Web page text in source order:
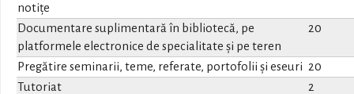
notițe
Documentare suplimentară în bibliotecă, pe
platformele electronice de specialitate și pe teren
20
Pregătire seminarii, teme, referate, portofolii și eseuri 20
Tutoriat
2